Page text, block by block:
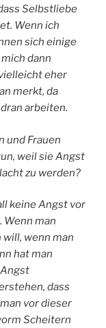
Selbstliebe
Wenn ich
sich einige
dann
eher
merkt, da
arbeiten.
und Frauen
weil sie Angst
zu werden?
keine Angst vor
Wenn man
wenn man
hat man
dass
vor dieser
Scheitern